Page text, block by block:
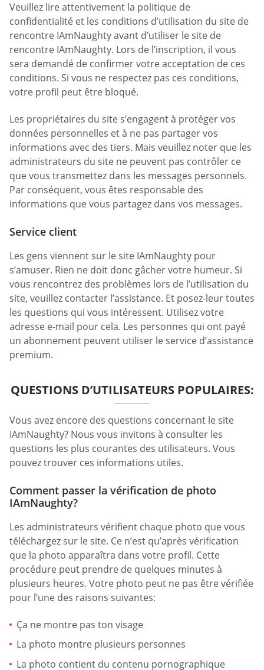
Veuillez lire attentivement la politique de
confidentialité et les conditions d’utilisation du site de
rencontre IAmNaughty avant d’utiliser le site de
rencontre IAmNaughty. Lors de l’inscription, il vous
sera demandé de confirmer votre acceptation de ces
conditions. Si vous ne respectez pas ces conditions,
votre profil peut être bloqué.
Les propriétaires du site s’engagent à protéger vos
données personnelles et à ne pas partager vos
informations avec des tiers. Mais veuillez noter que les
administrateurs du site ne peuvent pas contrôler ce
que vous transmettez dans les messages personnels.
Par conséquent, vous êtes responsable des
informations que vous partagez dans vos messages.
Service client
Les gens viennent sur le site IAmNaughty pour
s’amuser. Rien ne doit donc gâcher votre humeur. Si
vous rencontrez des problèmes lors de l’utilisation du
site, veuillez contacter l’assistance. Et posez-leur toutes
les questions qui vous intéressent. Utilisez votre
adresse e-mail pour cela. Les personnes qui ont payé
un abonnement peuvent utiliser le service d’assistance
premium.
QUESTIONS D’UTILISATEURS POPULAIRES:
Vous avez encore des questions concernant le site
IAmNaughty? Nous vous invitons à consulter les
questions les plus courantes des utilisateurs. Vous
pouvez trouver ces informations utiles.
Comment passer la vérification de photo
IAmNaughty?
Les administrateurs vérifient chaque photo que vous
téléchargez sur le site. Ce n’est qu’après vérification
que la photo apparaîtra dans votre profil. Cette
procédure peut prendre de quelques minutes à
plusieurs heures. Votre photo peut ne pas être vérifiée
pour l’une des raisons suivantes:
Ça ne montre pas ton visage
La photo montre plusieurs personnes
La photo contient du contenu pornographique